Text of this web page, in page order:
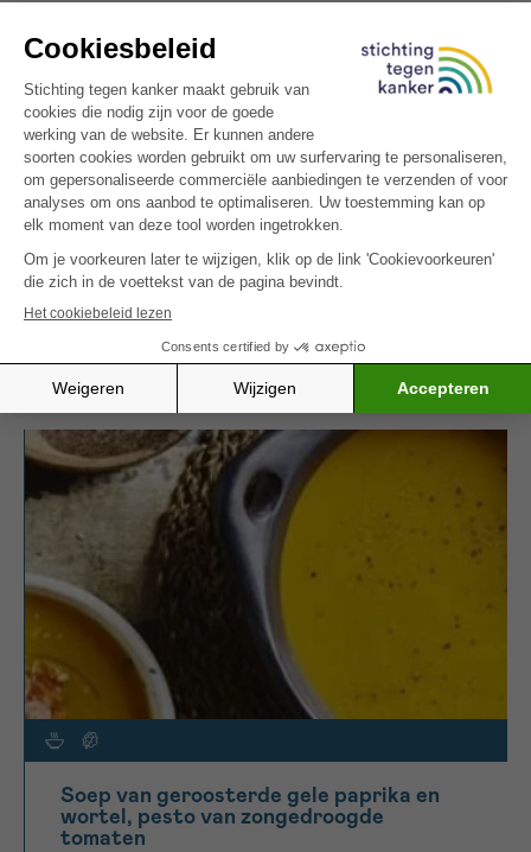
Vervang het wit brood door een andere
broodsoort. Voeg enkele blokjes tomaten toe aan
de salade.
De recepten zijn een idee van Sarah Van Den
Brande. Ze kwamen tot stand in het kader van haar
eindwerk aan de KaHo Sint-Lieven, departement
Voeding & Diëtetiek te Gent, in samenwerking met
Stichting tegen Kanker.
Zin in een ander eiwitrijk vegetarisch gerecht?
Probeer dan zeker onze
MEER INSPIRATIE
Soep van geroosterde gele paprika en
wortel, pesto van zongedroogde
tomaten